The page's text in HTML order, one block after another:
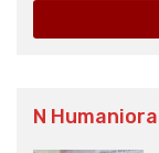
N Humaniora